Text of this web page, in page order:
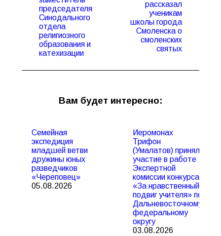
Предыдущая
запись:
председателя
Синодального
отдела
религиозного
образования и
катехизации
Следующая
запись:
рассказал
ученикам
школы города
Смоленска о
смоленских
святых
Вам будет интересно:
Семейная
экспедиция
младшей ветви
дружины юных
разведчиков
«Череповец»
05.08.2026
Иеромонах
Трифон
(Умалатов) принял
участие в работе
Экспертной
комиссии конкурса
«За нравственный
подвиг учителя» по
Дальневосточному
федеральному
округу
03.08.2026